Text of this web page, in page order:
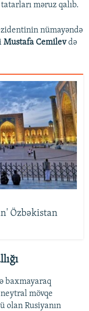
məruz qalıb.
nümayəndə
Mustafa Cemilevdə
Özbəkistan
baxmayaraq
mövqe
olan Rusiyanın